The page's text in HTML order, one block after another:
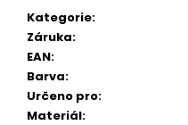
Kategorie:
Záruka:
EAN:
Barva:
Určeno pro:
Materiál:
e